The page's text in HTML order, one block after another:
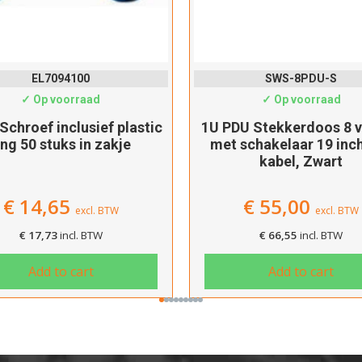
SWS-8PDU-S
✓ Op voorraad
Stekkerdoos 8 voudig
schakelaar 19 inch, 2m
€55,00 excl. BTW
€66,55 incl. BTW
Add to cart
SWS-8PDU
✓ Op voorraad
1U PDU Stekkerdoos
zonder schakelaar 19
kabel, Zwart
€50,00 excl.
€60,50 incl. BTW
Add to cart